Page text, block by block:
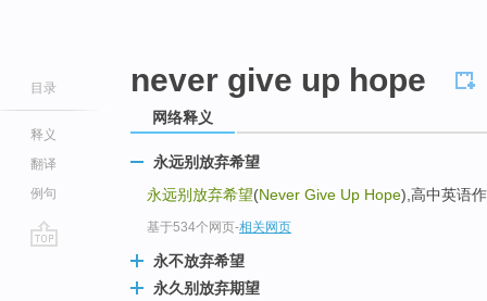
目录
释义
翻译
例句
never give up hope
网络释义
永远别放弃希望
永远别放弃希望(Never Give Up Hope),高中英语
基于534个网页-相关网页
永不放弃希望
永久别放弃期望